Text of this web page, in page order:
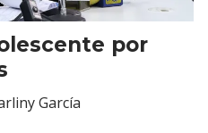
por
García